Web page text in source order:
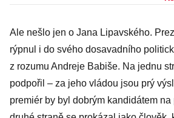
Ale nešlo jen o Jana Lipavského.
rýpnul i do svého dosavadního
z rozumu Andreje Babiše. Na jednu
podpořil – za jeho vládou jsou prý
premiér by byl dobrým kandidátem na